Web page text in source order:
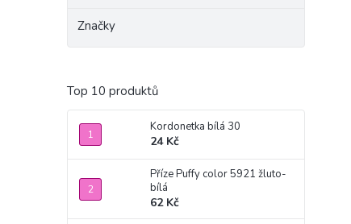
Značky
Top 10 produktů
Kordonetka bílá 30
24 Kč
Příze Puffy color 5921 žluto-
bílá
62 Kč